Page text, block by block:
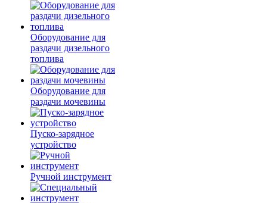
Оборудование для
раздачи дизельного
топлива
Оборудование для
раздачи мочевины
Пуско-зарядное
устройство
Ручной инструмент